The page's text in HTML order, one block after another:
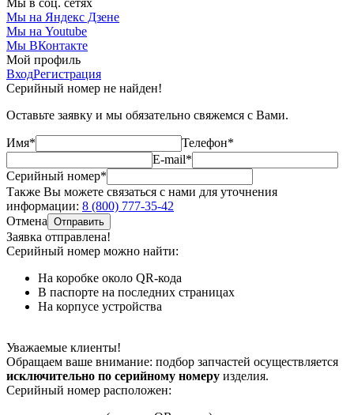
Мы на Яндекс Дзене
Мы на Youtube
Мы ВКонтакте
Мой профиль
ВходРегистрация
Серийный номер не найден!
Оставьте заявку и мы обязательно свяжемся с Вами.
Имя*
Телефон*
E-mail*
Серийный номер*
Также Вы можете связаться с нами для уточнения
информации: 8 (800) 777-35-42
Отмена Отправить
Заявка отправлена!
Серийный номер можно найти:
На коробке около QR-кода
В паспорте на последних страницах
На корпусе устройства
Уважаемые клиенты!
Обращаем ваше внимание: подбор запчастей осуществляется
исключительно по серийному номеру изделия.
Серийный номер расположен: